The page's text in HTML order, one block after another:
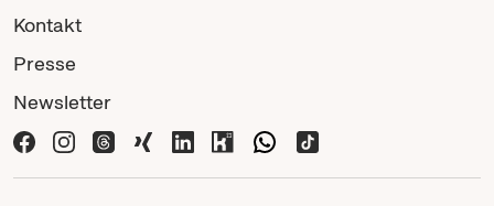
Kontakt
Presse
Newsletter